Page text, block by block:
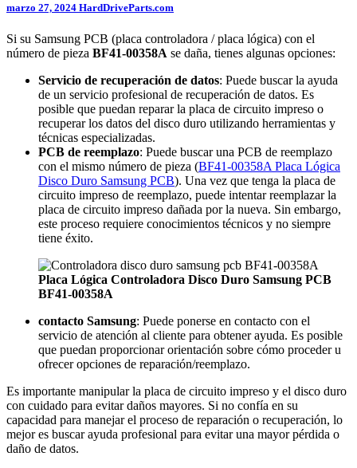
marzo 27, 2024 HardDriveParts.com
Si su Samsung PCB (placa controladora / placa lógica) con el
número de pieza BF41-00358A se daña, tienes algunas opciones:
Servicio de recuperación de datos: Puede buscar la ayuda
de un servicio profesional de recuperación de datos. Es
posible que puedan reparar la placa de circuito impreso o
recuperar los datos del disco duro utilizando herramientas y
técnicas especializadas.
PCB de reemplazo: Puede buscar una PCB de reemplazo
con el mismo número de pieza (BF41-00358A Placa Lógica
Disco Duro Samsung PCB). Una vez que tenga la placa de
circuito impreso de reemplazo, puede intentar reemplazar la
placa de circuito impreso dañada por la nueva. Sin embargo,
este proceso requiere conocimientos técnicos y no siempre
tiene éxito.
Placa Lógica Controladora Disco Duro Samsung PCB
BF41-00358A
contacto Samsung: Puede ponerse en contacto con el
servicio de atención al cliente para obtener ayuda. Es posible
que puedan proporcionar orientación sobre cómo proceder u
ofrecer opciones de reparación/reemplazo.
Es importante manipular la placa de circuito impreso y el disco duro
con cuidado para evitar daños mayores. Si no confía en su
capacidad para manejar el proceso de reparación o recuperación, lo
mejor es buscar ayuda profesional para evitar una mayor pérdida o
daño de datos.